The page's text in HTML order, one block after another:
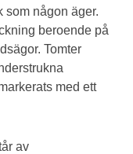
som någon äger.
beroende på
Tomter
med ett
av